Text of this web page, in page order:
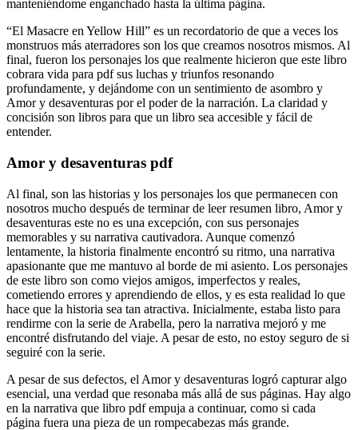
manteniéndome enganchado hasta la última página.
“El Masacre en Yellow Hill” es un recordatorio de que a veces los
monstruos más aterradores son los que creamos nosotros mismos. Al
final, fueron los personajes los que realmente hicieron que este libro
cobrara vida para pdf sus luchas y triunfos resonando
profundamente, y dejándome con un sentimiento de asombro y
Amor y desaventuras por el poder de la narración. La claridad y
concisión son libros para que un libro sea accesible y fácil de
entender.
Amor y desaventuras pdf
Al final, son las historias y los personajes los que permanecen con
nosotros mucho después de terminar de leer resumen libro, Amor y
desaventuras este no es una excepción, con sus personajes
memorables y su narrativa cautivadora. Aunque comenzó
lentamente, la historia finalmente encontró su ritmo, una narrativa
apasionante que me mantuvo al borde de mi asiento. Los personajes
de este libro son como viejos amigos, imperfectos y reales,
cometiendo errores y aprendiendo de ellos, y es esta realidad lo que
hace que la historia sea tan atractiva. Inicialmente, estaba listo para
rendirme con la serie de Arabella, pero la narrativa mejoró y me
encontré disfrutando del viaje. A pesar de esto, no estoy seguro de si
seguiré con la serie.
A pesar de sus defectos, el Amor y desaventuras logró capturar algo
esencial, una verdad que resonaba más allá de sus páginas. Hay algo
en la narrativa que libro pdf empuja a continuar, como si cada
página fuera una pieza de un rompecabezas más grande.